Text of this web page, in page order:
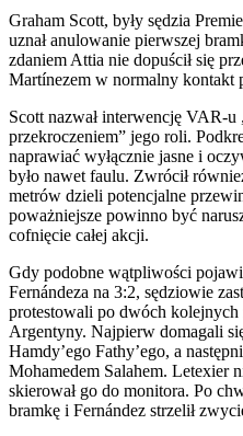
Graham Scott, były sędzia
uznał anulowanie pierwszej
zdaniem Attia nie dopuścił się
Martínezem w normalny kontakt
Scott nazwał interwencję VAR-
przekroczeniem” jego roli.
naprawiać wyłącznie jasne i
było nawet faulu. Zwrócił
metrów dzieli potencjalne
poważniejsze powinno być
cofnięcie całej akcji.
Gdy podobne wątpliwości
Fernándeza na 3:2, sędziowie
protestowali po dwóch
Argentyny. Najpierw domagali
Hamdy’ego Fathy’ego, a
Mohamedem Salahem. Letexier
skierował go do monitora. Po
bramkę i Fernández strzelił